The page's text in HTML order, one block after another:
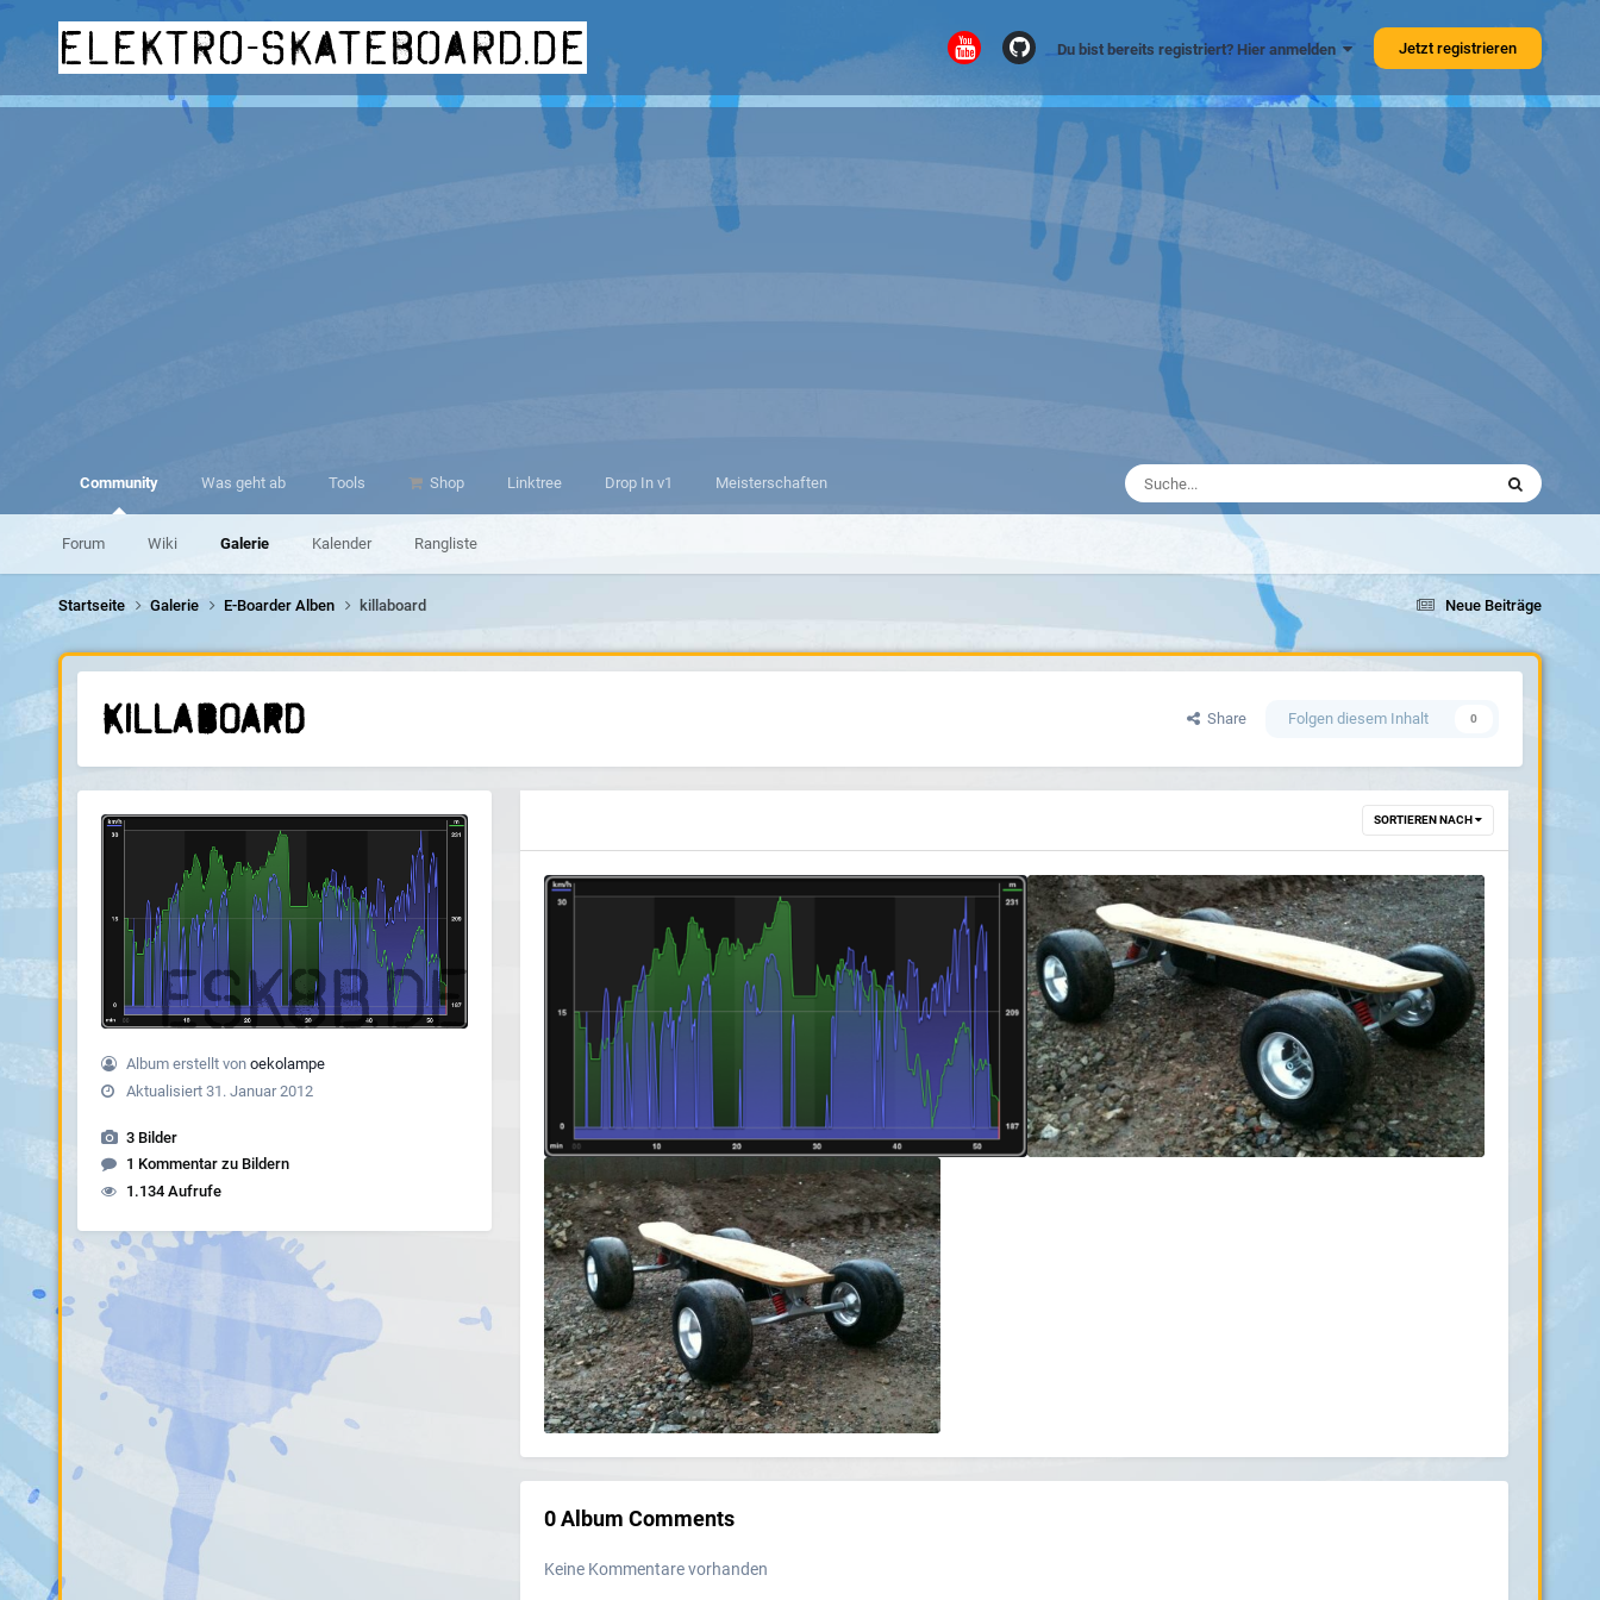
elektro-skateboard.de Du bist bereits registriert? Hier anmelden Jetzt registrieren
Community
Forum Wiki Galerie Kalender Rangliste
Was geht ab Tools Shop Linktree Drop In v1 Meisterschaften
Neue Beiträge
Startseite Galerie E-Boarder Alben killaboard
killaboard Share Folgen diesem Inhalt 0
Album erstellt von oekolampe
Aktualisiert 31. Januar 2012
3 Bilder
1 Kommentar zu Bildern
1.134 Aufrufe
SORTIEREN NACH
0 Album Comments
Keine Kommentare vorhanden